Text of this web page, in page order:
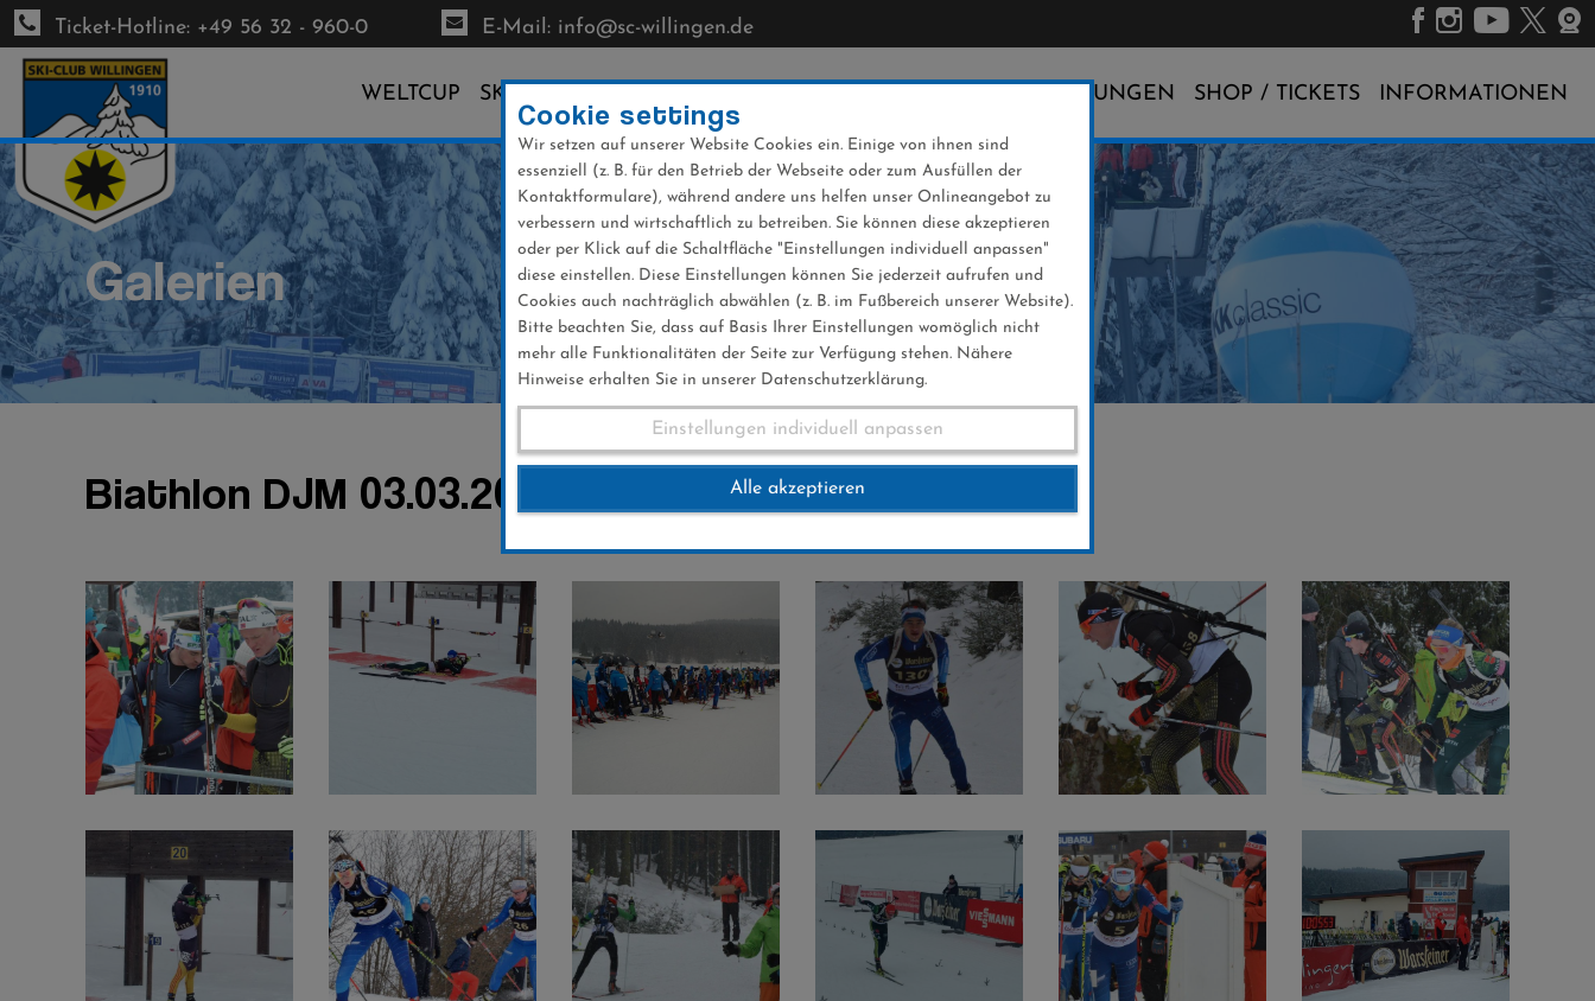
Direkt
zum
Inhalt
Ticket-Hotline: +49 56 32 - 960-0 E-Mail: info@sc-willingen.de
WELTCUP SKI-CLUB VERANSTALTUNGEN SHOP / TICKETS INFORMATIONEN
Galerien
Biathlon DJM 03.03.2018
Cookie settings
Wir setzen auf unserer Website Cookies ein. Einige von ihnen sind
essenziell (z. B. für den Betrieb der Webseite oder zum Ausfüllen der
Kontaktformulare), während andere uns helfen unser Onlineangebot zu
verbessern und wirtschaftlich zu betreiben. Sie können diese akzeptieren
oder per Klick auf die Schaltfläche "Einstellungen individuell anpassen"
diese einstellen. Diese Einstellungen können Sie jederzeit aufrufen und
Cookies auch nachträglich abwählen (z. B. im Fußbereich unserer Website).
Bitte beachten Sie, dass auf Basis Ihrer Einstellungen womöglich nicht
mehr alle Funktionalitäten der Seite zur Verfügung stehen. Nähere
Hinweise erhalten Sie in unserer Datenschutzerklärung.
Einstellungen individuell anpassen
Alle akzeptieren